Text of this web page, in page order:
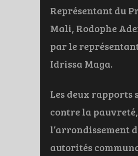
Représentant du
Mali, Rodophe
par le
Idrissa Maga.
Les deux
contre la
l’arrondissement
autorités